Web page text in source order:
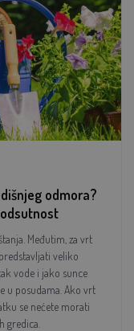
odmora?
Međutim, za vrt
veliko
vode i jako sunce
u posudama. Ako vrt
se nećete morati
gredica.